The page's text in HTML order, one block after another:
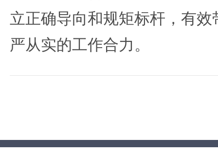
立正确导向和规矩标杆，有
严从实的工作合力。